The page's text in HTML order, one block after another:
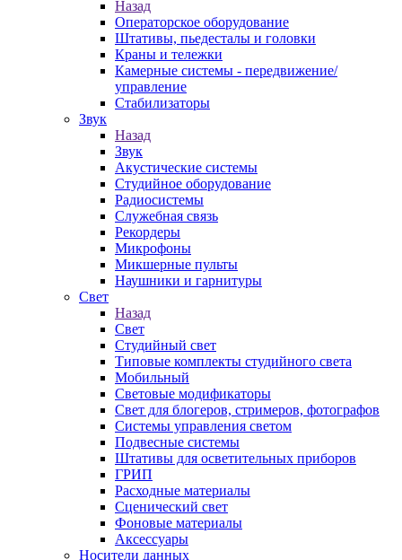
Назад
Операторское оборудование
Штативы, пьедесталы и головки
Краны и тележки
Камерные системы - передвижение/
управление
Стабилизаторы
Звук
Назад
Звук
Акустические системы
Студийное оборудование
Радиосистемы
Служебная связь
Рекордеры
Микрофоны
Микшерные пульты
Наушники и гарнитуры
Свет
Назад
Свет
Студийный свет
Типовые комплекты студийного света
Мобильный
Световые модификаторы
Свет для блогеров, стримеров, фотографов
Системы управления светом
Подвесные системы
Штативы для осветительных приборов
ГРИП
Расходные материалы
Сценический свет
Фоновые материалы
Аксессуары
Носители данных